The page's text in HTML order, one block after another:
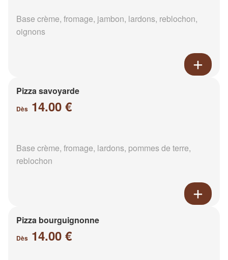
Base crème, fromage, jambon, lardons, reblochon,
oignons
Pizza savoyarde
Dès 14.00 €
Base crème, fromage, lardons, pommes de terre,
reblochon
Pizza bourguignonne
Dès 14.00 €